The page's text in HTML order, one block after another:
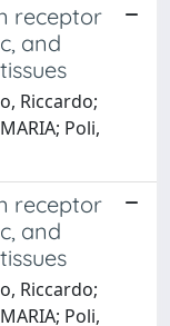
receptor
and
Riccardo;
Poli,
receptor
and
Riccardo;
Poli,